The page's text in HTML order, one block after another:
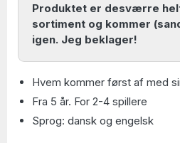
Produktet er desværre
sortiment og kommer
igen. Jeg beklager!
Hvem kommer først af med
Fra 5 år. For 2-4 spillere
Sprog: dansk og engelsk